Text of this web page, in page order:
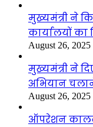
मुख्यमंत्री ने
कार्यालयों का
August 26, 2025
मुख्यमंत्री ने
अभियान
August 26, 2025
ऑपरेशन